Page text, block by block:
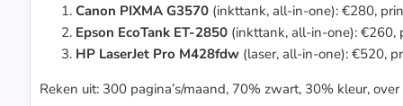
Canon PIXMA G3570 (inkttank, all-in-one): €280,
Epson EcoTank ET-2850 (inkttank, all-in-one): €260,
HP LaserJet Pro M428fdw (laser, all-in-one): €520,
Reken uit: 300 pagina’s/maand, 70% zwart, 30% kleur,